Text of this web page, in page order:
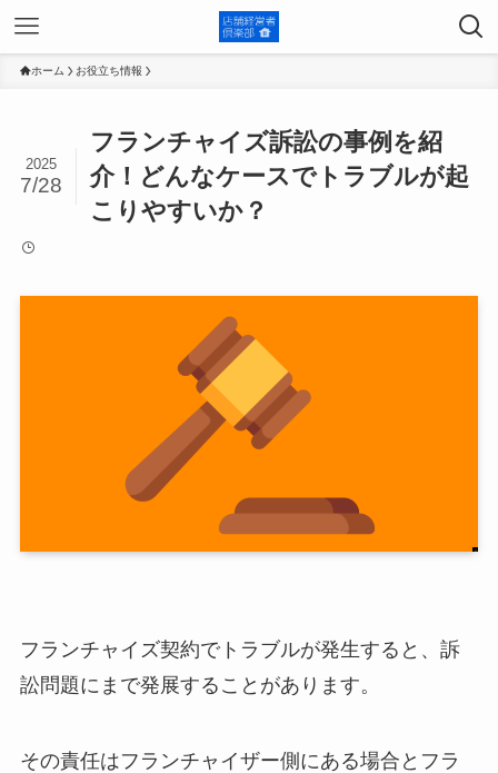
ホーム お役立ち情報
フランチャイズ訴訟の事例を紹
介！どんなケースでトラブルが起
こりやすいか？
2025
7/28
フランチャイズ契約でトラブルが発生すると、訴
訟問題にまで発展することがあります。
その責任はフランチャイザー側にある場合とフラ